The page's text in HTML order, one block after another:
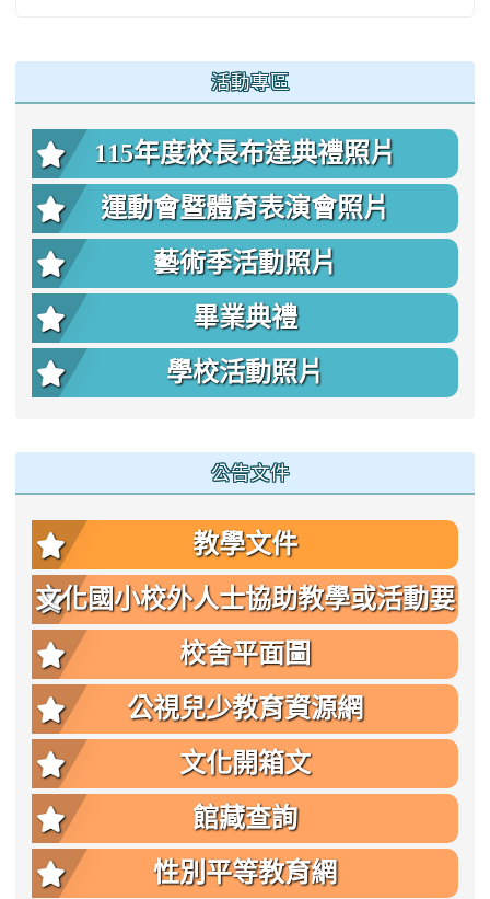
活動專區
115年度校長布達典禮照片
運動會暨體育表演會照片
藝術季活動照片
畢業典禮
學校活動照片
公告文件
教學文件
文化國小校外人士協助教學或活動要
點
校舍平面圖
公視兒少教育資源網
文化開箱文
館藏查詢
性別平等教育網